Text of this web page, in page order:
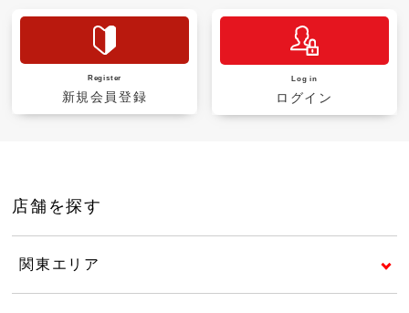
Register
新規会員登録
Log in
ログイン
店舗を探す
関東エリア